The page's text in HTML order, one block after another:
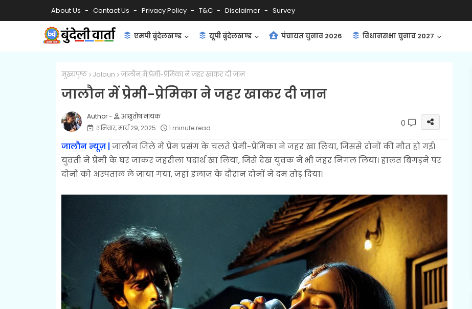
About Us Contact Us Privacy Policy T&C Disclaimer Survey
एमपी बुंदेलखण्ड यूपी बुंदेलखण्ड पंचायत चुनाव 2026 विधानसभा चुनाव 2027
मुख्यपृष्ठ Jalaun जालौन में प्रेमी-प्रेमिका ने जहर खाकर दी जान
जालौन में प्रेमी-प्रेमिका ने जहर खाकर दी जान
आशुतोष नायक
शनिवार, मार्च 29, 2025
1 minute read 0
जालौन न्यूज़ | जालौन जिले में प्रेम प्रसंग के चलते प्रेमी-प्रेमिका ने जहर खा लिया, जिससे दोनों की मौत हो गई।
युवती ने प्रेमी के घर जाकर जहरीला पदार्थ खा लिया, जिसे देख युवक ने भी जहर निगल लिया। हालत बिगड़ने पर
दोनों को अस्पताल ले जाया गया, जहां इलाज के दौरान दोनों ने दम तोड़ दिया।